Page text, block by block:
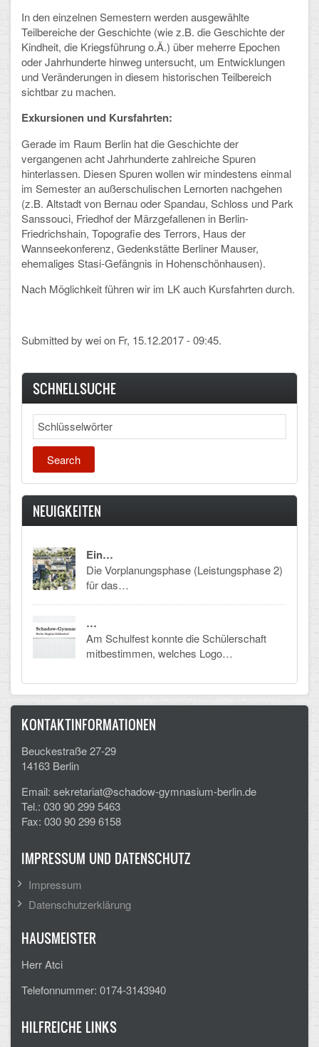
In den einzelnen Semestern werden ausgewählte
Teilbereiche der Geschichte (wie z.B. die Geschichte der
Kindheit, die Kriegsführung o.Ä.) über meherre Epochen
oder Jahrhunderte hinweg untersucht, um Entwicklungen
und Veränderungen in diesem historischen Teilbereich
sichtbar zu machen.
Exkursionen und Kursfahrten:
Gerade im Raum Berlin hat die Geschichte der
vergangenen acht Jahrhunderte zahlreiche Spuren
hinterlassen. Diesen Spuren wollen wir mindestens einmal
im Semester an außerschulischen Lernorten nachgehen
(z.B. Altstadt von Bernau oder Spandau, Schloss und Park
Sanssouci, Friedhof der Märzgefallenen in Berlin-
Friedrichshain, Topografie des Terrors, Haus der
Wannseekonferenz, Gedenkstätte Berliner Mauser,
ehemaliges Stasi-Gefängnis in Hohenschönhausen).
Nach Möglichkeit führen wir im LK auch Kursfahrten durch.
Submitted by weion Fr, 15.12.2017 - 09:45.
SCHNELLSUCHE
Search
NEUIGKEITEN
Ein…
Die Vorplanungsphase (Leistungsphase 2)
für das…
…
Am Schulfest konnte die Schülerschaft
mitbestimmen, welches Logo…
KONTAKTINFORMATIONEN
Beuckestraße 27-29
14163 Berlin
Email: sekretariat@schadow-gymnasium-berlin.de
Tel.: 030 90 299 5463
Fax: 030 90 299 6158
IMPRESSUM UND DATENSCHUTZ
Impressum
Datenschutzerklärung
HAUSMEISTER
Herr Atci
Telefonnummer: 0174-3143940
HILFREICHE LINKS